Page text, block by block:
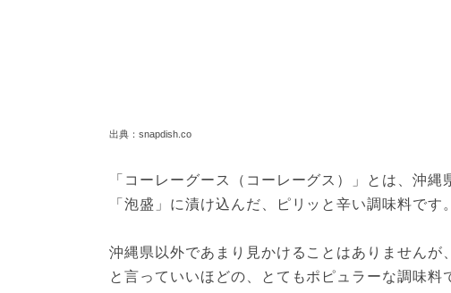
出典：snapdish.co
「コーレーグース（コーレーグス）」とは、沖
「泡盛」に漬け込んだ、ピリッと辛い調味料です。
沖縄県以外であまり見かけることはありません
と言っていいほどの、とてもポピュラーな調味